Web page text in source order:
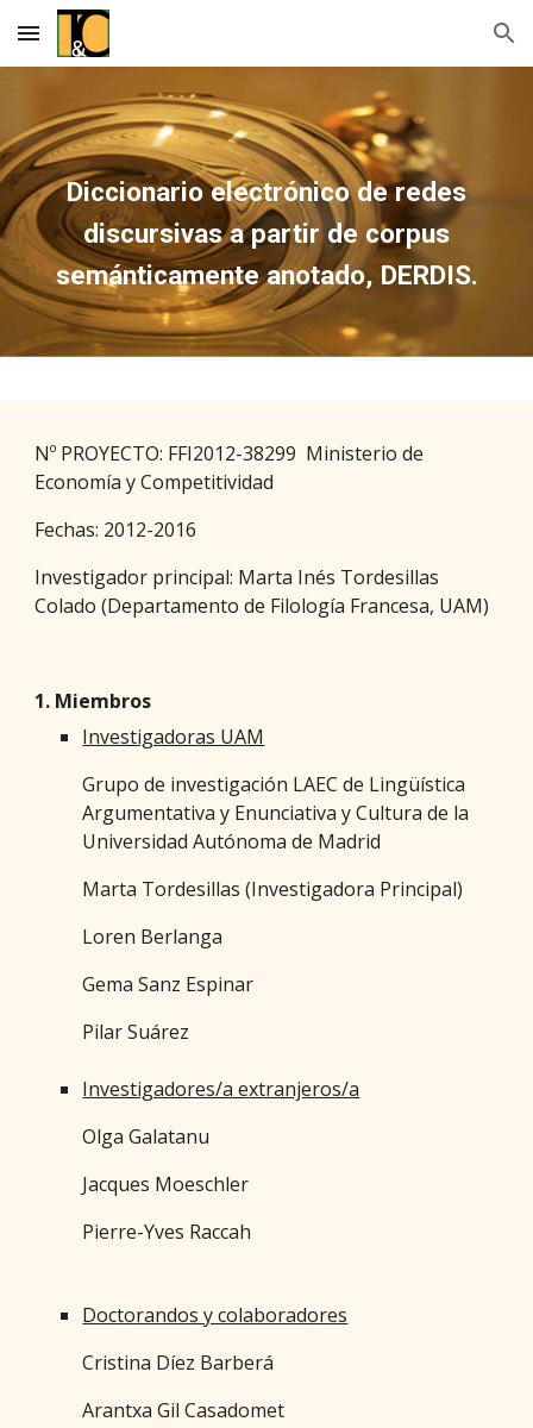
Skip to main content Skip to navigation
Diccionario electrónico de redes
discursivas a partir de corpus
semánticamente anotado, DERDIS.
Nº PROYECTO: FFI2012-38299 Ministerio de
Economía y Competitividad
Fechas: 2012-2016
Investigador principal: Marta Inés Tordesillas
Colado (Departamento de Filología Francesa, UAM)
1. Miembros
Investigadoras UAM
Grupo de investigación LAEC de Lingüística
Argumentativa y Enunciativa y Cultura de la
Universidad Autónoma de Madrid
Marta Tordesillas (Investigadora Principal)
Loren Berlanga
Gema Sanz Espinar
Pilar Suárez
Investigadores/a extranjeros/a
Olga Galatanu
Jacques Moeschler
Pierre-Yves Raccah
Doctorandos y colaboradores
Cristina Díez Barberá
Arantxa Gil Casadomet